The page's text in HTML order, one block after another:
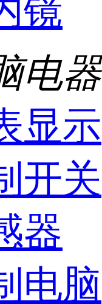
镜
电器
显示
开关
器
电脑